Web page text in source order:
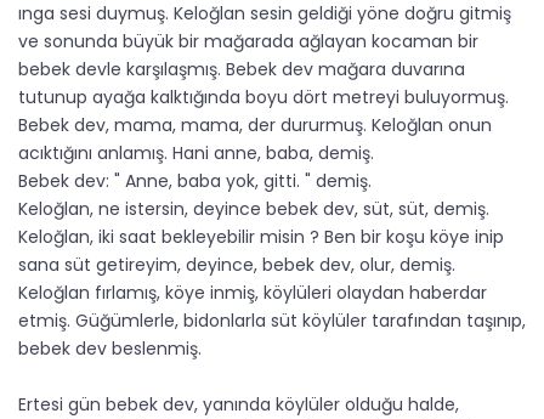
ınga sesi duymuş. Keloğlan sesin geldiği yöne doğru gitmiş
ve sonunda büyük bir mağarada ağlayan kocaman bir
bebek devle karşılaşmış. Bebek dev mağara duvarına
tutunup ayağa kalktığında boyu dört metreyi buluyormuş.
Bebek dev, mama, mama, der dururmuş. Keloğlan onun
acıktığını anlamış. Hani anne, baba, demiş.
Bebek dev: " Anne, baba yok, gitti. " demiş.
Keloğlan, ne istersin, deyince bebek dev, süt, süt, demiş.
Keloğlan, iki saat bekleyebilir misin ? Ben bir koşu köye inip
sana süt getireyim, deyince, bebek dev, olur, demiş.
Keloğlan fırlamış, köye inmiş, köylüleri olaydan haberdar
etmiş. Güğümlerle, bidonlarla süt köylüler tarafından taşınıp,
bebek dev beslenmiş.
Ertesi gün bebek dev, yanında köylüler olduğu halde,